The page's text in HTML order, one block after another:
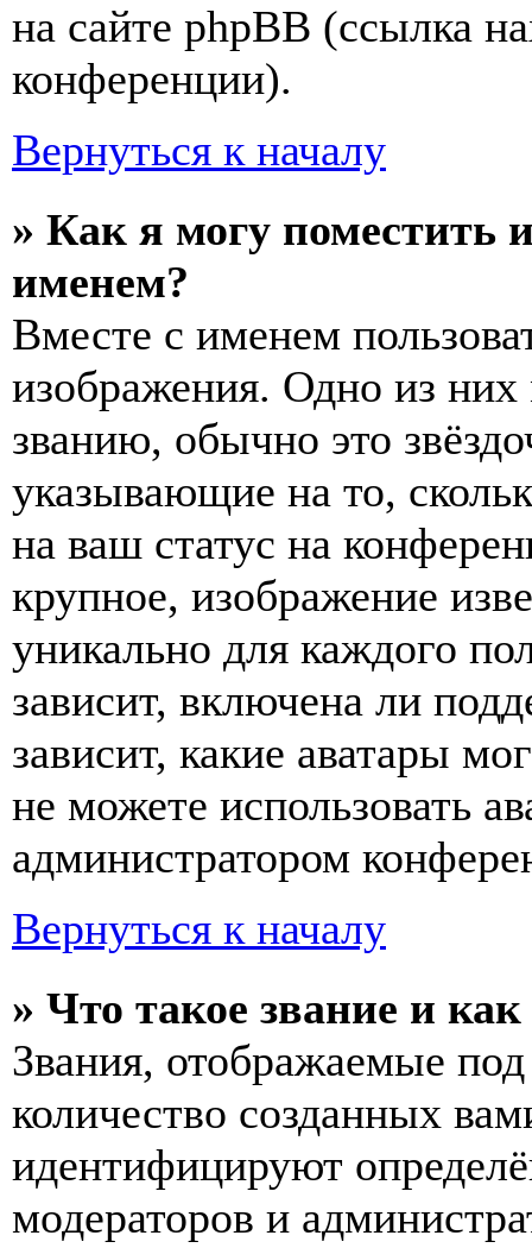
на сайте phpBB (ссылка
конференции).
Вернуться к началу
» Как я могу поместить
именем?
Вместе с именем
изображения. Одно из
званию, обычно это
указывающие на то,
на ваш статус на
крупное, изображение
уникально для каждого
зависит, включена ли
зависит, какие аватары
не можете использовать
администратором
Вернуться к началу
» Что такое звание и
Звания, отображаемые
количество созданных
идентифицируют
модераторов и